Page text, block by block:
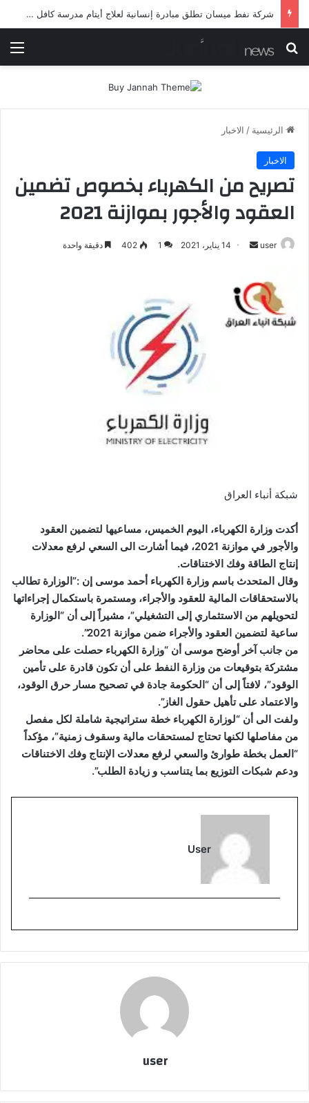
شرطة ميسان تلقي القبض على مطلقي العيارات النارية أثناء تشييع جنائزي في العمارة
بحث عن
الرئيسية / الاخبار
الاخبار
تصريح من الكهرباء بخصوص تضمين
العقود والأجور بموازنة 2021
user
أرسل 14 يناير، 2021 1
402 دقيقة واحدة
شبكة أنباء العراق
أكدت وزارة الكهرباء، اليوم الخميس، مساعيها لتضمين العقود
والأجور في موازنة 2021، فيما أشارت الى السعي لرفع معدلات
إنتاج الطاقة وفك الاختناقات.
وقال المتحدث باسم وزارة الكهرباء أحمد موسى إن :”الوزارة تطالب
بالاستحقاقات المالية للعقود والأجراء، ومستمرة باستكمال إجراءاتها
لتحويلهم من الاستثماري إلى التشغيلي”، مشيراً إلى أن “الوزارة
ساعية لتضمين العقود والأجراء ضمن موازنة 2021”.
من جانب آخر أوضح موسى أن “وزارة الكهرباء حصلت على محاضر
مشتركة بتوقيعات من وزارة النفط على أن تكون قادرة على تأمين
الوقود”، لافتاً إلى أن “الحكومة جادة في تصحيح مسار حرق الوقود،
والاعتماد على تأهيل حقول الغاز”.
ولفت الى أن “لوزارة الكهرباء خطة ستراتيجية شاملة لكل مفصل
من مفاصلها لكنها تحتاج لمستحقات مالية وسقوف زمنية”، مؤكداً
“العمل بخطة طوارئ والسعي لرفع معدلات الإنتاج وفك الاختناقات
ودعم شبكات التوزيع بما يتناسب و زيادة الطلب”.
User
user